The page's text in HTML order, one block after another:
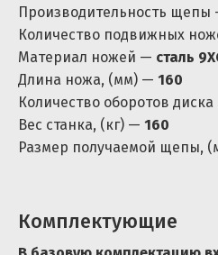
Производительность щепы
Количество подвижных
Материал ножей — сталь
Длина ножа, (мм) — 160
Количество оборотов
Вес станка, (кг) — 160
Размер получаемой щепы,
Комплектующие